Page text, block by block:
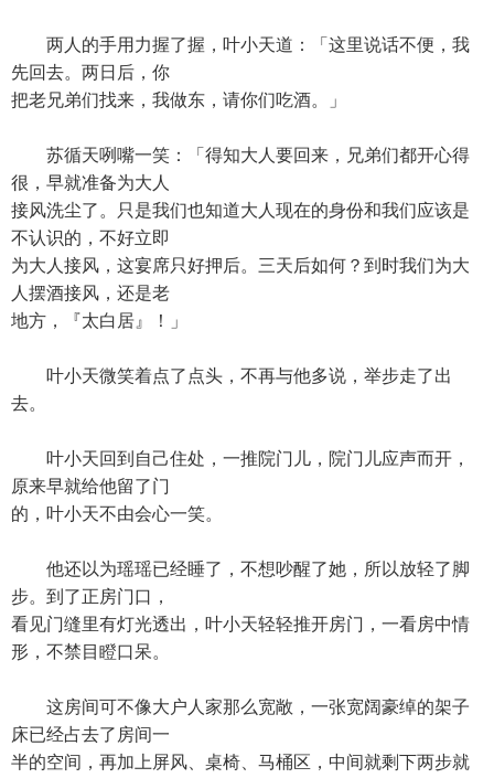
两人的手用力握了握，叶小天道：「这里说话不便，我
先回去。两日后，你
把老兄弟们找来，我做东，请你们吃酒。」
苏循天咧嘴一笑：「得知大人要回来，兄弟们都开心得
很，早就准备为大人
接风洗尘了。只是我们也知道大人现在的身份和我们应该是
不认识的，不好立即
为大人接风，这宴席只好押后。三天后如何？到时我们为大
人摆酒接风，还是老
地方，『太白居』！」
叶小天微笑着点了点头，不再与他多说，举步走了出
去。
叶小天回到自己住处，一推院门儿，院门儿应声而开，
原来早就给他留了门
的，叶小天不由会心一笑。
他还以为瑶瑶已经睡了，不想吵醒了她，所以放轻了脚
步。到了正房门口，
看见门缝里有灯光透出，叶小天轻轻推开房门，一看房中情
形，不禁目瞪口呆。
这房间可不像大户人家那么宽敞，一张宽阔豪绰的架子
床已经占去了房间一
半的空间，再加上屏风、桌椅、马桶区，中间就剩下两步就